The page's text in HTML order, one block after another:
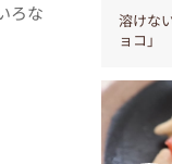
ろな
溶けな
ョコ」